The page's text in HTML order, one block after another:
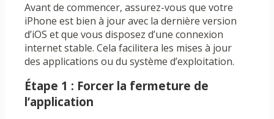
Avant de commencer, assurez-vous que votre
iPhone est bien à jour avec la dernière version
d’iOS et que vous disposez d’une connexion
internet stable. Cela facilitera les mises à jour
des applications ou du système d’exploitation.
Étape 1 : Forcer la fermeture de
l’application